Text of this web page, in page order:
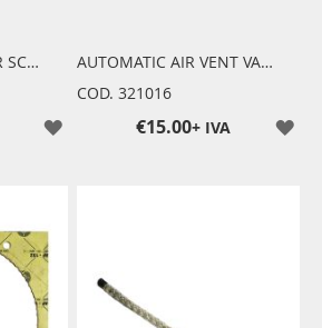
AUGER GEAR MOTOR SC9-125 3.3 RPM
AUTOMATIC AIR VENT VALVE
COD. 321016
+ IVA
€15.00